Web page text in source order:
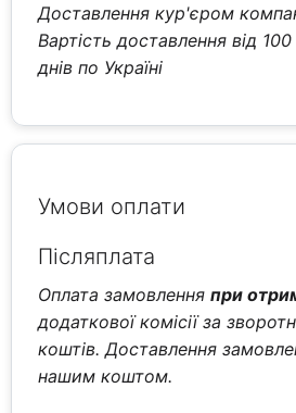
Доставлення кур'єром
Вартість доставлення від
днів по Україні
Умови оплати
Післяплата
Оплата замовленняпри
додаткової комісії за
коштів. Доставлення
нашим коштом.